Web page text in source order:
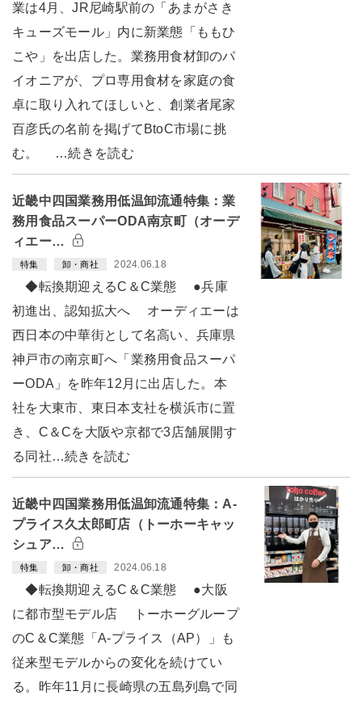
業は4月、JR尼崎駅前の「あまがさき
キューズモール」内に新業態「ももひ
こや」を出店した。業務用食材卸のパ
イオニアが、プロ専用食材を家庭の食
卓に取り入れてほしいと、創業者尾家
百彦氏の名前を掲げてBtoC市場に挑
む。 …続きを読む
近畿中四国業務用低温卸流通特集：業
務用食品スーパーODA南京町（オーデ
ィエー…
特集 卸・商社 2024.06.18
◆転換期迎えるC＆C業態 ●兵庫
初進出、認知拡大へ オーディエーは
西日本の中華街として名高い、兵庫県
神戸市の南京町へ「業務用食品スーパ
ーODA」を昨年12月に出店した。本
社を大東市、東日本支社を横浜市に置
き、C＆Cを大阪や京都で3店舗展開す
る同社…続きを読む
近畿中四国業務用低温卸流通特集：A-
プライス久太郎町店（トーホーキャッ
シュア…
特集 卸・商社 2024.06.18
◆転換期迎えるC＆C業態 ●大阪
に都市型モデル店 トーホーグループ
のC＆C業態「A-プライス（AP）」も
従来型モデルからの変化を続けてい
る。昨年11月に長崎県の五島列島で同